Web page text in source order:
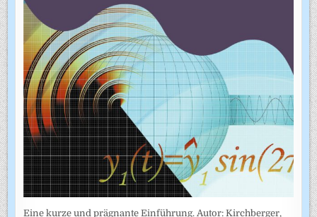
Eine kurze und prägnante Einführung. Autor: Kirchberger,